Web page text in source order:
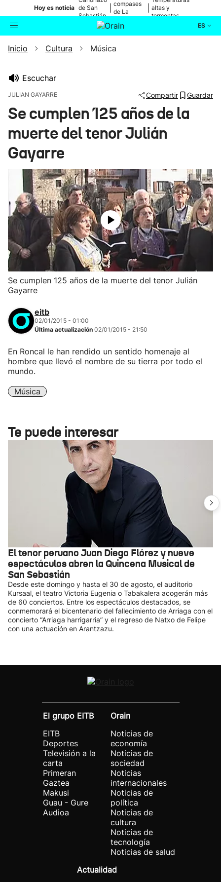
Hoy es noticia de San
Sebastián
compases
de La
altas y
tormentas
ES
Buscador Actualidad
Ikusmiran
Inicio Cultura Música
Escuchar
JULIAN GAYARRE Compartir Guardar
Se cumplen 125 años de la
muerte del tenor Julián
Gayarre
Se cumplen 125 años de la muerte del tenor Julián
Gayarre
eitb
02/01/2015 - 01:00
Última actualización 02/01/2015 - 21:50
En Roncal le han rendido un sentido homenaje al
hombre que llevó el nombre de su tierra por todo el
mundo.
Música
Te puede interesar
El tenor peruano Juan Diego Flórez y nueve
espectáculos abren la Quincena Musical de
San Sebastián
Desde este domingo y hasta el 30 de agosto, el auditorio
Kursaal, el teatro Victoria Eugenia o Tabakalera acogerán más
de 60 conciertos. Entre los espectáculos destacados, se
conmemorará el bicentenario del fallecimiento de Arriaga con el
concierto “Arriaga harrigarria” y el regreso de Natxo de Felipe
con una actuación en Arantzazu.
El grupo EITB
EITB
Deportes
Televisión a la
carta
Primeran
Gaztea
Makusi
Guau - Gure
Audioa
Orain
Noticias de
economía
Noticias de
sociedad
Noticias
internacionales
Noticias de
política
Noticias de
cultura
Noticias de
tecnología
Noticias de salud
Actualidad